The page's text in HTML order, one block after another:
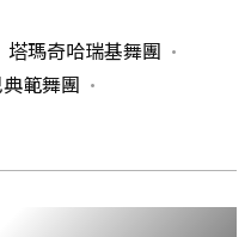
塔瑪奇哈瑞基舞團
範舞團